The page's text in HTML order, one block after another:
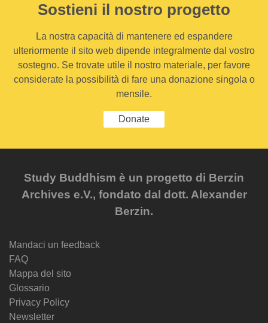
Sostieni il nostro progetto
La nostra capacità di mantenere ed espandere
ulteriormente il sito web dipende integralmente dal vostro
sostegno. Se trovate utile il nostro materiale, per favore
considerate la possibilità di fare una donazione singola o
mensile.
Donate
Study Buddhism è un progetto di Berzin
Archives e.V., fondato dal dott. Alexander
Berzin.
Mandaci un feedback
FAQ
Mappa del sito
Glossario
Privacy Policy
Newsletter